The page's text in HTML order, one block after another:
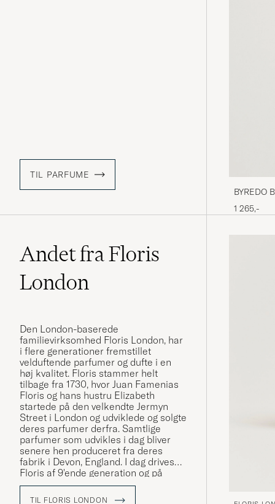
TIL PARFUME
BYREDO
1 265,-
Andet fra Floris
London
Den London-baserede
familievirksomhed Floris London, har
i flere generationer fremstillet
velduftende parfumer og dufte i en
høj kvalitet. Floris stammer helt
tilbage fra 1730, hvor Juan Famenias
Floris og hans hustru Elizabeth
startede på den velkendte Jermyn
Street i London og udviklede og solgte
deres parfumer derfra. Samtlige
parfumer som udvikles i dag bliver
senere hen produceret fra deres
fabrik i Devon, England. I dag drives
Floris af 9'ende generation og på
trods af deres høje alder formår
Floris altid at følge med tiden
TIL FLORIS LONDON